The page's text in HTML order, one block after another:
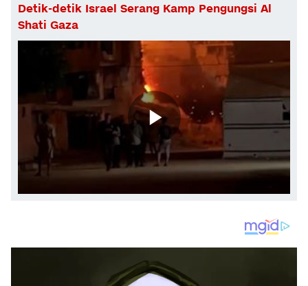
Detik-detik Israel Serang Kamp Pengungsi Al
Shati Gaza